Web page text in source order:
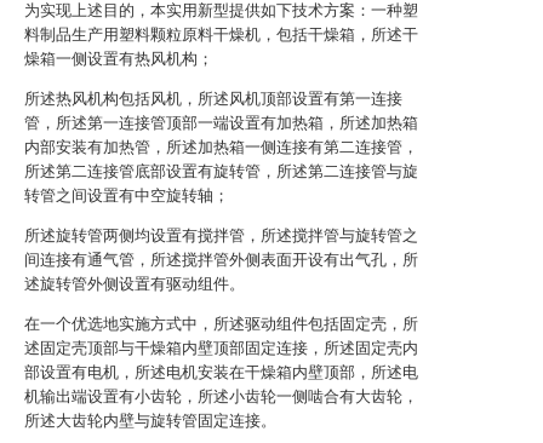
为实现上述目的，本实用新型提供如下技术方案：一种塑
料制品生产用塑料颗粒原料干燥机，包括干燥箱，所述干
燥箱一侧设置有热风机构；
所述热风机构包括风机，所述风机顶部设置有第一连接
管，所述第一连接管顶部一端设置有加热箱，所述加热箱
内部安装有加热管，所述加热箱一侧连接有第二连接管，
所述第二连接管底部设置有旋转管，所述第二连接管与旋
转管之间设置有中空旋转轴；
所述旋转管两侧均设置有搅拌管，所述搅拌管与旋转管之
间连接有通气管，所述搅拌管外侧表面开设有出气孔，所
述旋转管外侧设置有驱动组件。
在一个优选地实施方式中，所述驱动组件包括固定壳，所
述固定壳顶部与干燥箱内壁顶部固定连接，所述固定壳内
部设置有电机，所述电机安装在干燥箱内壁顶部，所述电
机输出端设置有小齿轮，所述小齿轮一侧啮合有大齿轮，
所述大齿轮内壁与旋转管固定连接。